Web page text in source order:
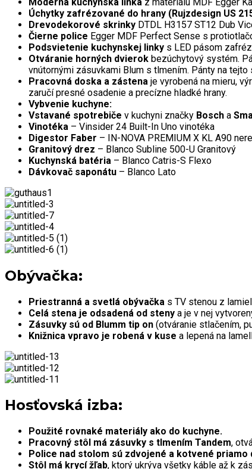
Úchytky zafrézované do hrany (Rujzdesign US
Drevodekorové skrinky DTDL H3157 ST12 Dub
Čierne police Egger MDF Perfect Sense s
Podsvietenie kuchynskej linky s LED pásom
Otváranie horných dvierok bezúchytový systém.
vnútornými zásuvkami Blum s tlmením. Pánty na tejto
Pracovná doska a zástena je vyrobená na mieru,
zaručí presné osadenie a precízne hladké hrany.
Vybvenie kuchyne:
Vstavané spotrebiče v kuchyni značky Bosch a
Vinotéka – Vinsider 24 Built-In Uno vinotéka
Digestor Faber – IN-NOVA PREMIUM X KL A90
Granitový drez – Blanco Subline 500-U Granitový
Kuchynská batéria – Blanco Catris-S Flexo
Dávkovač saponátu – Blanco Lato
Obývačka:
Priestranná a svetlá obývačka s TV stenou z
Celá stena je odsadená od steny a je v nej
Zásuvky sú od Blumm tip on (otváranie stlačením,
Knižnica vpravo je robená v kuse a lepená na
Hosťovská izba:
Použité rovnaké materiály ako do kuchyne.
Pracovný stôl má zásuvky s tlmením Tandem,
Police nad stolom sú zdvojené a kotvené priamo
Stôl má krycí žľab, ktorý ukrýva všetky káble až k